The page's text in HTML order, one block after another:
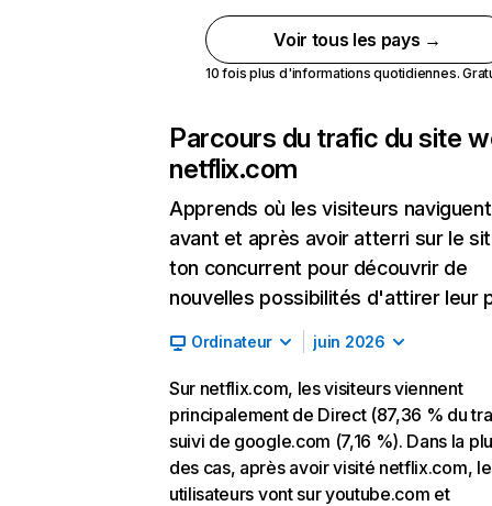
Voir tous les pays →
10 fois plus d'informations quotidiennes.
Parcours du trafic du site
netflix.com
Apprends où les visiteurs naviguent
avant et après avoir atterri sur le
ton concurrent pour découvrir de
nouvelles possibilités d'attirer leur
Ordinateur juin 2026
Sur netflix.com, les visiteurs viennent
principalement de Direct (87,36 % du
suivi de google.com (7,16 %). Dans la
des cas, après avoir visité netflix.com,
utilisateurs vont sur youtube.com et